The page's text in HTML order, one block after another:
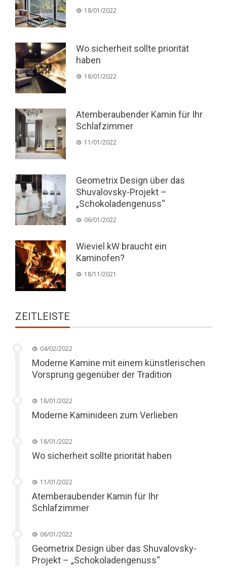
18/01/2022
Wo sicherheit sollte priorität
haben
18/01/2022
Atemberaubender Kamin für Ihr
Schlafzimmer
11/01/2022
Geometrix Design über das
Shuvalovsky-Projekt –
„Schokoladengenuss“
06/01/2022
Wieviel kW braucht ein
Kaminofen?
18/11/2021
ZEITLEISTE
04/02/2022
Moderne Kamine mit einem künstlerischen
Vorsprung gegenüber der Tradition
18/01/2022
Moderne Kaminideen zum Verlieben
18/01/2022
Wo sicherheit sollte priorität haben
11/01/2022
Atemberaubender Kamin für Ihr
Schlafzimmer
06/01/2022
Geometrix Design über das Shuvalovsky-
Projekt – „Schokoladengenuss“